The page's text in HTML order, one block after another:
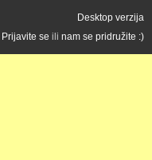
Desktop verzija
Prijavite se ili nam se pridružite :)